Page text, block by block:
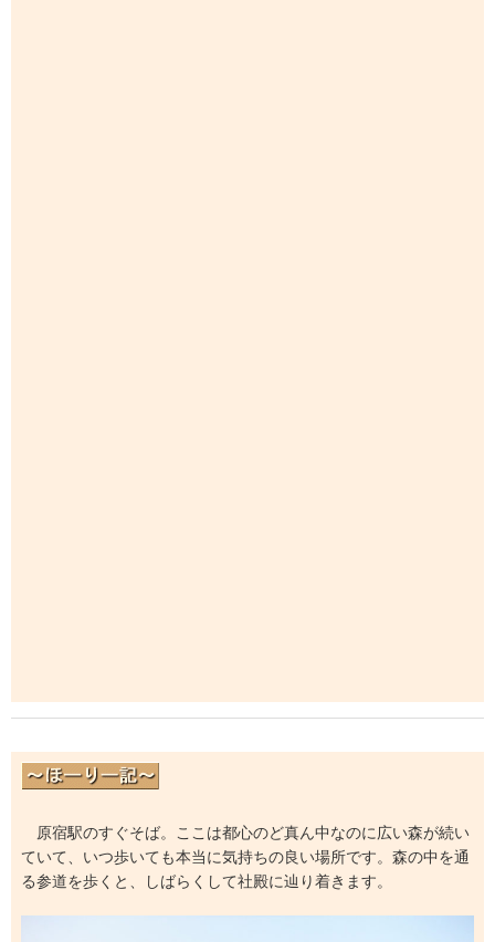
原宿駅のすぐそば。ここは都心のど真ん中なのに広い森が続い
ていて、いつ歩いても本当に気持ちの良い場所です。森の中を通
る参道を歩くと、しばらくして社殿に辿り着きます。